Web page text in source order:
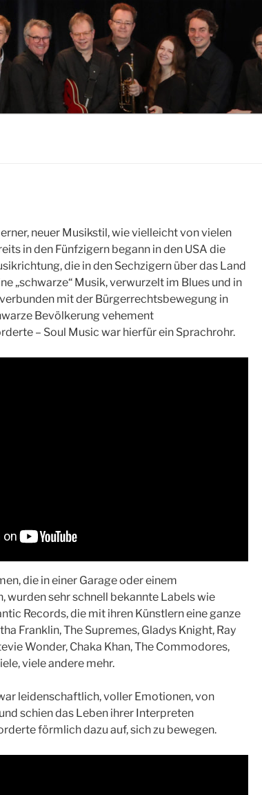
neuer Musikstil, wie vielleicht von vielen
in den Fünfzigern begann in den USA die
die in den Sechzigern über das Land
„schwarze“ Musik, verwurzelt im Blues und in
mit der Bürgerrechtsbewegung in
Bevölkerung vehement
– Soul Music war hierfür ein Sprachrohr.
die in einer Garage oder einem
wurden sehr schnell bekannte Labels wie
Records, die mit ihren Künstlern eine ganze
Franklin, The Supremes, Gladys Knight, Ray
Wonder, Chaka Khan, The Commodores,
viele andere mehr.
leidenschaftlich, voller Emotionen, von
schien das Leben ihrer Interpreten
förmlich dazu auf, sich zu bewegen.